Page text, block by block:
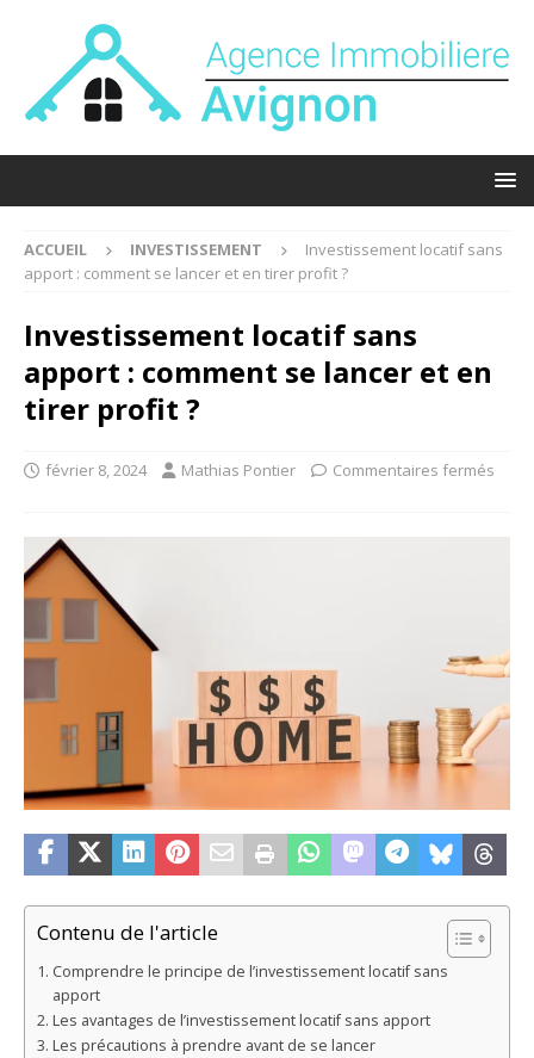
ACCUEIL INVESTISSEMENT
Investissement locatif sans
apport : comment se lancer et en tirer profit ?
Investissement locatif sans
apport : comment se lancer et en
tirer profit ?
février 8, 2024 Mathias Pontier Commentaires fermés
Contenu de l'article
Comprendre le principe de l’investissement locatif sans
apport
Les avantages de l’investissement locatif sans apport
Les précautions à prendre avant de se lancer